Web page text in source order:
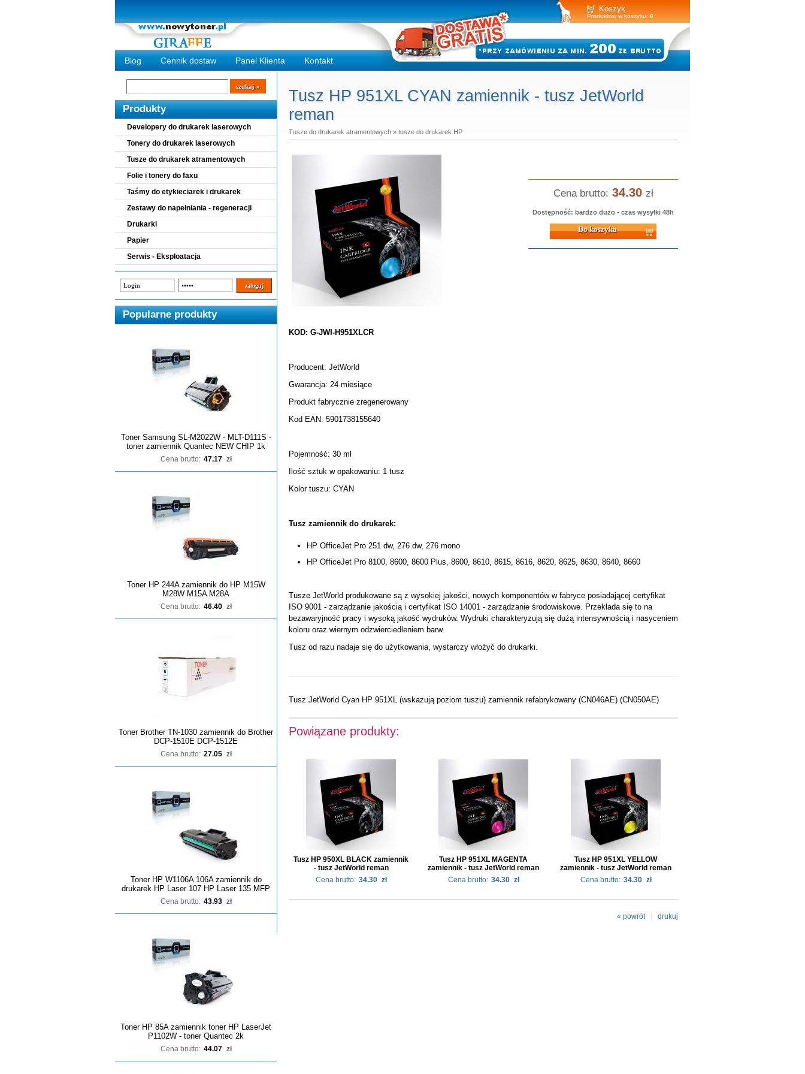
Koszyk
Produktów w koszyku: 0
Blog Cennik dostaw Panel Klienta Kontakt
Wyszukiwarka
szukaj
Produkty
Developery do drukarek laserowych
Tonery do drukarek laserowych
Tusze do drukarek atramentowych
Folie i tonery do faxu
Taśmy do etykieciarek i drukarek
Zestawy do napełniania - regeneracji
Drukarki
Papier
Serwis - Eksploatacja
Popularne produkty
Toner Samsung SL-M2022W - MLT-D111S -
toner zamiennik Quantec NEW CHIP 1k
Cena brutto: 47.17 zł
Toner HP 244A zamiennik do HP M15W
M28W M15A M28A
Cena brutto: 46.40 zł
Toner Brother TN-1030 zamiennik do Brother
DCP-1510E DCP-1512E
Cena brutto: 27.05 zł
Toner HP W1106A 106A zamiennik do
drukarek HP Laser 107 HP Laser 135 MFP
Cena brutto: 43.93 zł
Toner HP 85A zamiennik toner HP LaserJet
P1102W - toner Quantec 2k
Cena brutto: 44.07 zł
Tusz HP 951XL CYAN zamiennik - tusz JetWorld
reman
Tusze do drukarek atramentowych » tusze do drukarek HP
Cena brutto: 34.30 zł
Dostępność: bardzo dużo - czas wysyłki 48h
Do koszyka
KOD: G-JWI-H951XLCR
Producent: JetWorld
Gwarancja: 24 miesiące
Produkt fabrycznie zregenerowany
Kod EAN: 5901738155640
Pojemność: 30 ml
Ilość sztuk w opakowaniu: 1 tusz
Kolor tuszu: CYAN
Tusz zamiennik do drukarek:
HP OfficeJet Pro 251 dw, 276 dw, 276 mono
HP OfficeJet Pro 8100, 8600, 8600 Plus, 8600, 8610, 8615, 8616, 8620, 8625, 8630, 8640, 8660
Tusze JetWorld produkowane są z wysokiej jakości, nowych komponentów w fabryce posiadającej certyfikat
ISO 9001 - zarządzanie jakością i certyfikat ISO 14001 - zarządzanie środowiskowe. Przekłada się to na
bezawaryjność pracy i wysoką jakość wydruków. Wydruki charakteryzują się dużą intensywnością i nasyceniem
koloru oraz wiernym odzwierciedleniem barw.
Tusz od razu nadaje się do użytkowania, wystarczy włożyć do drukarki.
Tusz JetWorld Cyan HP 951XL (wskazują poziom tuszu) zamiennik refabrykowany (CN046AE) (CN050AE)
Powiązane produkty:
Tusz HP 950XL BLACK zamiennik
- tusz JetWorld reman
Cena brutto: 34.30 zł
Tusz HP 951XL MAGENTA
zamiennik - tusz JetWorld reman
Cena brutto: 34.30 zł
Tusz HP 951XL YELLOW
zamiennik - tusz JetWorld reman
Cena brutto: 34.30 zł
drukuj
« powrót